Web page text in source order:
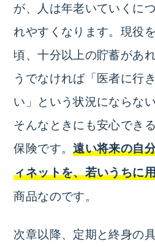
が、人は年老いていくに
れやすくなります。現役
頃、十分以上の貯蓄があ
うでなければ「医者に行
い」という状況にならな
そんなときにも安心でき
保険です。遠い将来の自
ィネットを、若いうちに
商品なのです。
次章以降、定期と終身の